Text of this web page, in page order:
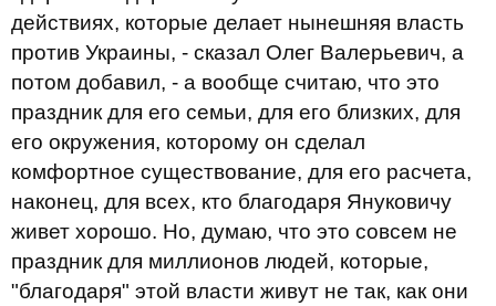
действиях, которые делает нынешняя власть
против Украины, - сказал Олег Валерьевич, а
потом добавил, - а вообще считаю, что это
праздник для его семьи, для его близких, для
его окружения, которому он сделал
комфортное существование, для его расчета,
наконец, для всех, кто благодаря Януковичу
живет хорошо. Но, думаю, что это совсем не
праздник для миллионов людей, которые,
"благодаря" этой власти живут не так, как они